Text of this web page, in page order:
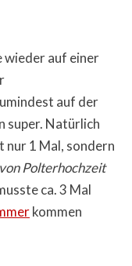
wieder auf einer
auf der
super. Natürlich
1 Mal, sondern
Polterhochzeit
ca. 3 Mal
kommen